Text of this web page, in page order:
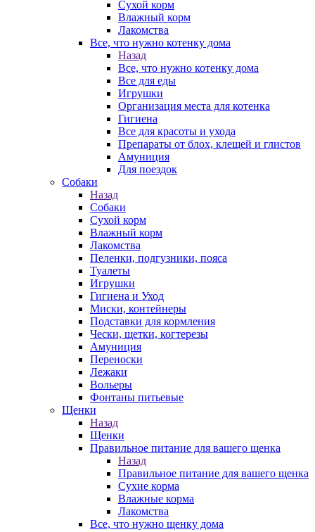
Сухой корм
Влажный корм
Лакомства
Все, что нужно котенку дома
Назад
Все, что нужно котенку дома
Все для еды
Игрушки
Организация места для котенка
Гигиена
Все для красоты и ухода
Препараты от блох, клещей и глистов
Амуниция
Для поездок
Собаки
Назад
Собаки
Сухой корм
Влажный корм
Лакомства
Пеленки, подгузники, пояса
Туалеты
Игрушки
Гигиена и Уход
Миски, контейнеры
Подставки для кормления
Чески, щетки, когтерезы
Амуниция
Переноски
Лежаки
Вольеры
Фонтаны питьевые
Щенки
Назад
Щенки
Правильное питание для вашего щенка
Назад
Правильное питание для вашего щенка
Сухие корма
Влажные корма
Лакомства
Все, что нужно щенку дома